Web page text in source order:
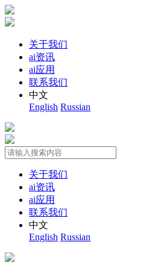
关于我们
ai资讯
ai应用
联系我们
中文
English Russian
关于我们
ai资讯
ai应用
联系我们
中文
English Russian